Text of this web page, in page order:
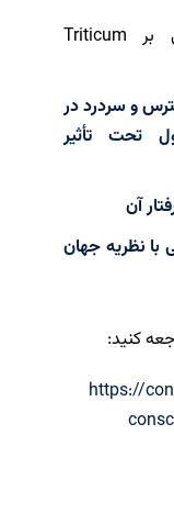
اثرات تسکینی میدان شعوری فرادرمانی بر Triticum
و سردرد در
تحت تأثیر
آن
نظریه جهان
کنید:
https://